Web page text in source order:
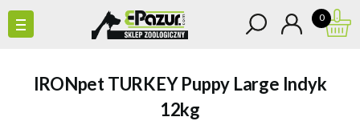
0
IRONpet TURKEY Puppy Large Indyk
12kg